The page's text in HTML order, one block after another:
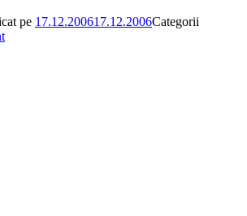
pe 17.12.200617.12.2006Categorii